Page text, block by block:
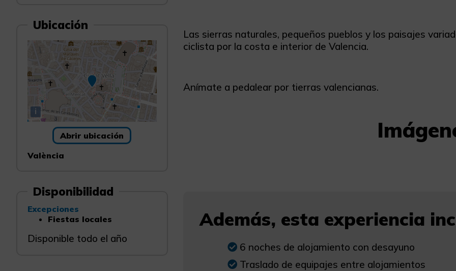
Ubicación
i
Abrir ubicación
València
Disponibilidad
Excepciones
Fiestas locales
Disponible todo el año
Las sierras naturales, pequeños pueblos y los paisajes
ciclista por la costa e interior de Valencia.
Anímate a pedalear por tierras valencianas.
Además, esta experiencia
6 noches de alojamiento con desayuno
Traslado de equipajes entre alojamientos